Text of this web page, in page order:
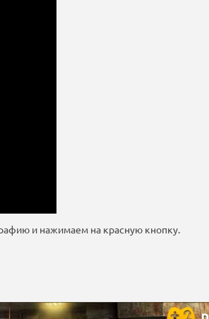
и нажимаем на красную кнопку.